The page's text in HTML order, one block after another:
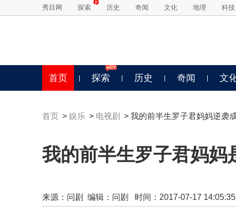
秀目网 探索 历史 奇闻 文化 地理 科技
首页 探索 历史 奇闻 文
首页 > 娱乐 > 电视剧 > 我的前半生罗子君妈妈逆袭
我的前半生罗子君妈妈
来源： 问剧 编辑：问剧 时间：2017-07-17 14:05:35